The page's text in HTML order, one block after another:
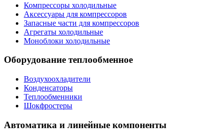
Компрессоры холодильные
Аксессуары для компрессоров
Запасные части для компрессоров
Агрегаты холодильные
Моноблоки холодильные
Оборудование теплообменное
Воздухоохладители
Конденсаторы
Теплообменники
Шокфростеры
Автоматика и линейные компоненты